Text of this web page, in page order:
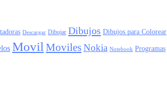
Descargar Dibujar Dibujos Dibujos para Colorear
Movil MovilesNokia Notebook Programas